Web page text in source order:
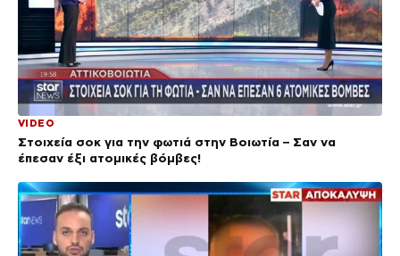
VIDEO
Στοιχεία σοκ για την φωτιά στην Βοιωτία – Σαν να
έπεσαν έξι ατομικές βόμβες!